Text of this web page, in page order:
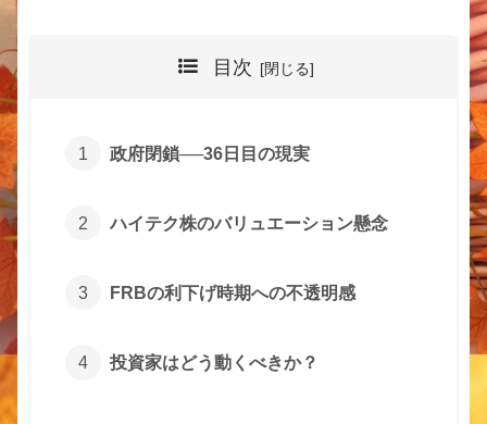
目次
政府閉鎖──36日目の現実
ハイテク株のバリュエーション懸念
FRBの利下げ時期への不透明感
投資家はどう動くべきか？